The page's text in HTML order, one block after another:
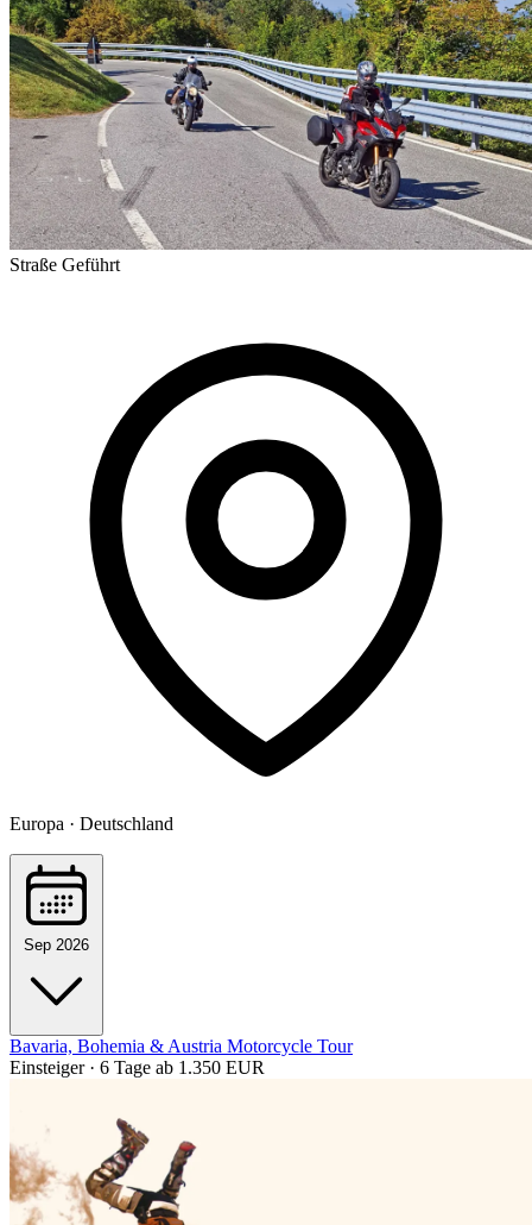
Straße Geführt
Europa · Deutschland
Sep 2026
Bavaria, Bohemia & Austria Motorcycle Tour
Einsteiger · 6 Tage ab 1.350 EUR